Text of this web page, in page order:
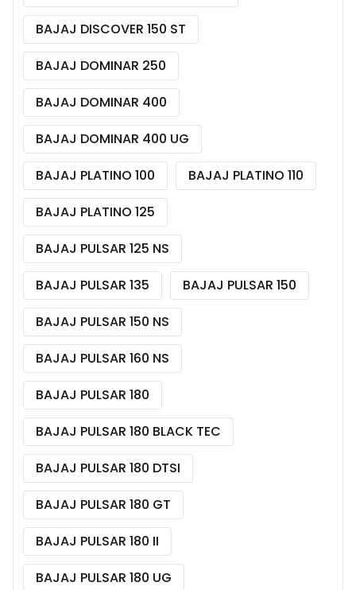
BAJAJ DISCOVER 150 ST
BAJAJ DOMINAR 250
BAJAJ DOMINAR 400
BAJAJ DOMINAR 400 UG
BAJAJ PLATINO 100
BAJAJ PLATINO 110
BAJAJ PLATINO 125
BAJAJ PULSAR 125 NS
BAJAJ PULSAR 135
BAJAJ PULSAR 150
BAJAJ PULSAR 150 NS
BAJAJ PULSAR 160 NS
BAJAJ PULSAR 180
BAJAJ PULSAR 180 BLACK TEC
BAJAJ PULSAR 180 DTSI
BAJAJ PULSAR 180 GT
BAJAJ PULSAR 180 II
BAJAJ PULSAR 180 UG